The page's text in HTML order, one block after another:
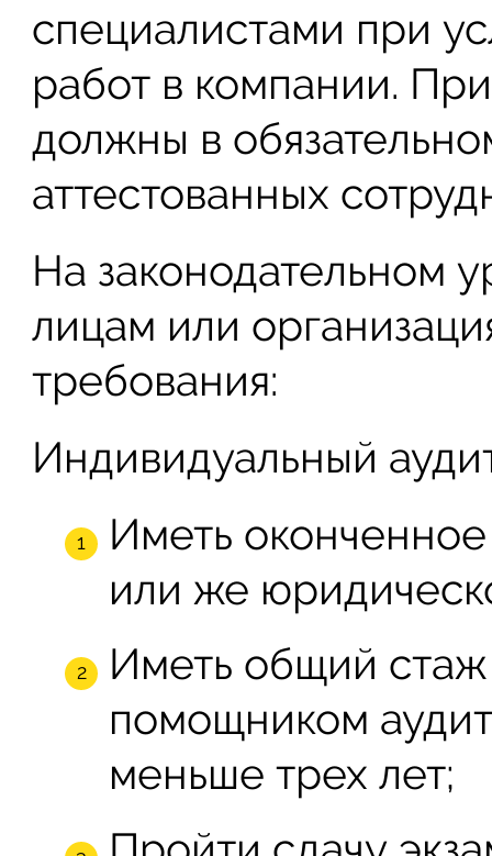
специалистами при
работ в компании.
должны в
аттестованных
На законодательном
лицам или
требования:
Индивидуальный
Иметь
или же
Иметь общий
помощником
меньше трех лет;